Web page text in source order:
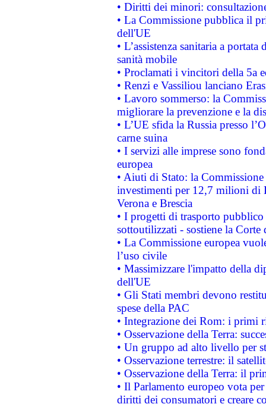
• Diritti dei minori:
• La Commissione pubblica il
dell'UE
• L’assistenza sanitaria a
sanità mobile
• Proclamati i vincitori della 5a
• Renzi e Vassiliou lanciano
• Lavoro sommerso: la
migliorare la prevenzione e la
• L’UE sfida la Russia presso
carne suina
• I servizi alle imprese sono
europea
• Aiuti di Stato: la
investimenti per 12,7 milioni di
Verona e Brescia
• I progetti di trasporto
sottoutilizzati - sostiene la Corte
• La Commissione europea
l’uso civile
• Massimizzare l'impatto della
dell'UE
• Gli Stati membri devono
spese della PAC
• Integrazione dei Rom: i primi
• Osservazione della Terra:
• Un gruppo ad alto livello per
• Osservazione terrestre: il
• Osservazione della Terra: il
• Il Parlamento europeo vota
diritti dei consumatori e creare